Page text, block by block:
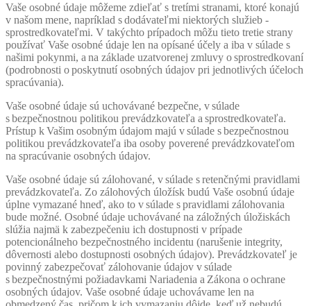
Vaše osobné údaje môžeme zdieľať s tretími stranami, ktoré konajú
v našom mene, napríklad s dodávateľmi niektorých služieb -
sprostredkovateľmi. V takýchto prípadoch môžu tieto tretie strany
používať Vaše osobné údaje len na opísané účely a iba v súlade s
našimi pokynmi, a na základe uzatvorenej zmluvy o sprostredkovaní
(podrobnosti o poskytnutí osobných údajov pri jednotlivých účeloch
spracúvania).
Vaše osobné údaje sú uchovávané bezpečne, v súlade
s bezpečnostnou politikou prevádzkovateľa a sprostredkovateľa.
Prístup k Vašim osobným údajom majú v súlade s bezpečnostnou
politikou prevádzkovateľa iba osoby poverené prevádzkovateľom
na spracúvanie osobných údajov.
Vaše osobné údaje sú zálohované, v súlade s retenčnými pravidlami
prevádzkovateľa. Zo zálohových úložísk budú Vaše osobnú údaje
úplne vymazané hneď, ako to v súlade s pravidlami zálohovania
bude možné. Osobné údaje uchovávané na záložných úložiskách
slúžia najmä k zabezpečeniu ich dostupnosti v prípade
potencionálneho bezpečnostného incidentu (narušenie integrity,
dôvernosti alebo dostupnosti osobných údajov). Prevádzkovateľ je
povinný zabezpečovať zálohovanie údajov v súlade
s bezpečnostnými požiadavkami Nariadenia a Zákona o ochrane
osobných údajov. Vaše osobné údaje uchovávame len na